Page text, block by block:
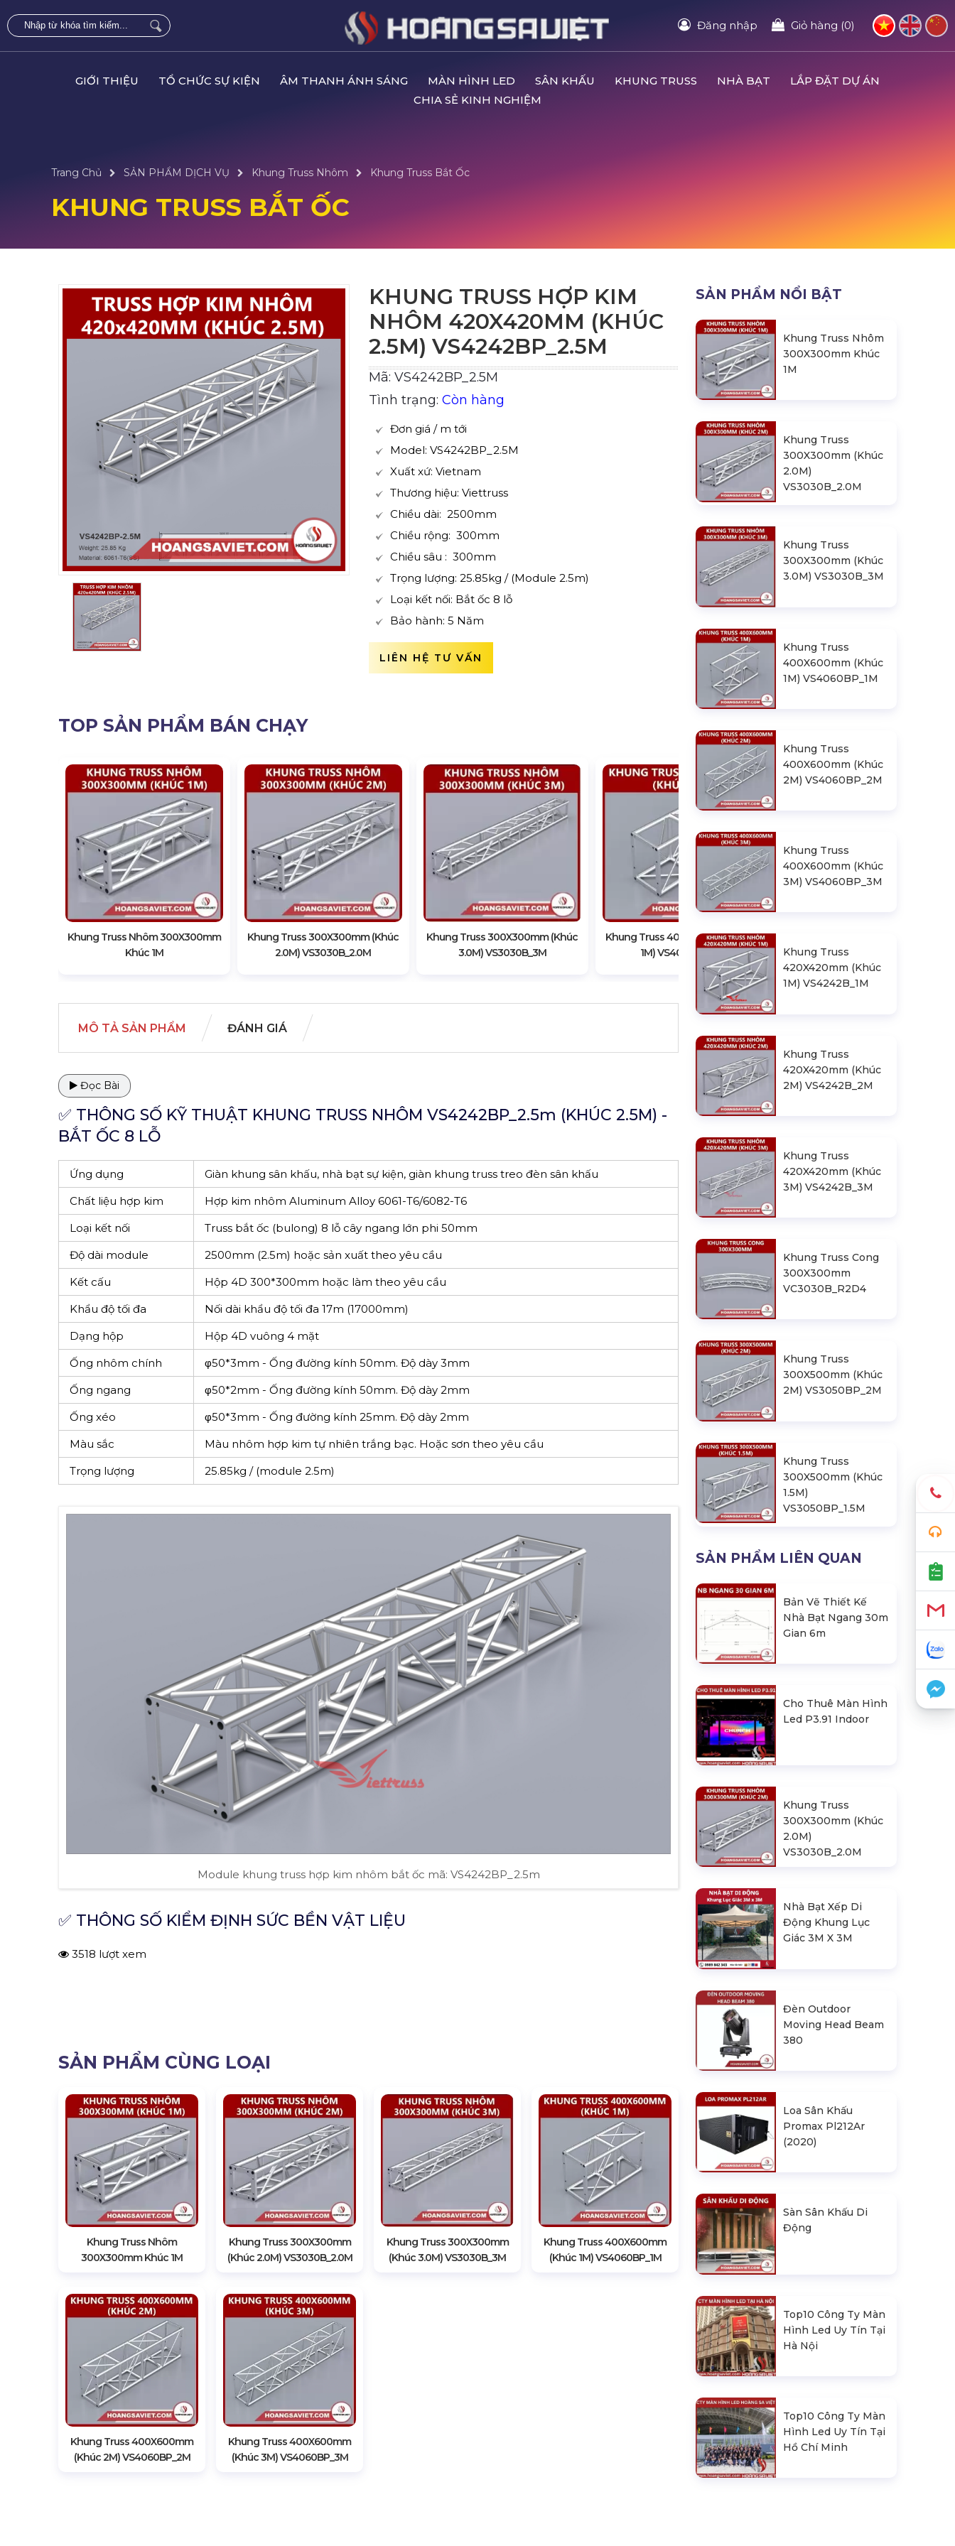
Đăng nhập Giỏ hàng (0)
GIỚI THIỆU TỔ CHỨC SỰ KIỆN ÂM THANH ÁNH SÁNG MÀN HÌNH LED SÂN KHẤU KHUNG TRUSS NHÀ BẠT
LẮP ĐẶT DỰ ÁN
CHIA SẺ KINH NGHIỆM
Trang Chủ SẢN PHẨM DỊCH VỤ Khung Truss Nhôm Khung Truss Bắt Ốc
KHUNG TRUSS BẮT ỐC
KHUNG TRUSS HỢP KIM
NHÔM 420X420MM (KHÚC
2.5M) VS4242BP_2.5M
Mã: VS4242BP_2.5M
Tình trạng: Còn hàng
Đơn giá / m tới
Model: VS4242BP_2.5M
Xuất xứ: Vietnam
Thương hiệu: Viettruss
Chiều dài: 2500mm
Chiều rộng: 300mm
Chiều sâu : 300mm
Trọng lượng: 25.85kg / (Module 2.5m)
Loại kết nối: Bắt ốc 8 lỗ
Bảo hành: 5 Năm
LIÊN HỆ TƯ VẤN
TOP SẢN PHẨM BÁN CHẠY
Khung Truss Nhôm 300X300mm
Khúc 1M
Khung Truss 300X300mm (Khúc
2.0M) VS3030B_2.0M
Khung Truss 300X300mm (Khúc
3.0M) VS3030B_3M
Khung Truss 400X600mm (Khúc
1M) VS4060BP_1M
Khung Truss 400X600mm (Khúc
MÔ TẢ SẢN PHẨM ĐÁNH GIÁ
Đọc Bài
✅ THÔNG SỐ KỸ THUẬT KHUNG TRUSS NHÔM VS4242BP_2.5m (KHÚC 2.5M) -
BẮT ỐC 8 LỖ
Ứng dụng
Giàn khung sân khấu, nhà bạt sự kiện, giàn khung truss treo đèn sân khấu
Chất liệu hợp kim
Hợp kim nhôm Aluminum Alloy 6061-T6/6082-T6
Loại kết nối
Truss bắt ốc (bulong) 8 lỗ cây ngang lớn phi 50mm
Độ dài module
2500mm (2.5m) hoặc sản xuất theo yêu cầu
Kết cấu
Hộp 4D 300*300mm hoặc làm theo yêu cầu
Khẩu độ tối đa
Nối dài khẩu độ tối đa 17m (17000mm)
Dạng hộp
Hộp 4D vuông 4 mặt
Ống nhôm chính
φ50*3mm - Ống đường kính 50mm. Độ dày 3mm
Ống ngang
φ50*2mm - Ống đường kính 50mm. Độ dày 2mm
Ống xéo
φ50*3mm - Ống đường kính 25mm. Độ dày 2mm
Màu sắc
Màu nhôm hợp kim tự nhiên trắng bạc. Hoặc sơn theo yêu cầu
Trọng lượng
25.85kg / (module 2.5m)
Module khung truss hợp kim nhôm bắt ốc mã: VS4242BP_2.5m
✅ THÔNG SỐ KIỂM ĐỊNH SỨC BỀN VẬT LIỆU
3518 lượt xem
SẢN PHẨM CÙNG LOẠI
Khung Truss Nhôm
300X300mm Khúc 1M
Khung Truss 300X300mm
(Khúc 2.0M) VS3030B_2.0M
Khung Truss 300X300mm
(Khúc 3.0M) VS3030B_3M
Khung Truss 400X600mm
(Khúc 1M) VS4060BP_1M
Khung Truss 400X600mm
(Khúc 2M) VS4060BP_2M
Khung Truss 400X600mm
(Khúc 3M) VS4060BP_3M
SẢN PHẨM NỔI BẬT
Khung Truss Nhôm
300X300mm Khúc
1M
Khung Truss
300X300mm (Khúc
2.0M)
VS3030B_2.0M
Khung Truss
300X300mm (Khúc
3.0M) VS3030B_3M
Khung Truss
400X600mm (Khúc
1M) VS4060BP_1M
Khung Truss
400X600mm (Khúc
2M) VS4060BP_2M
Khung Truss
400X600mm (Khúc
3M) VS4060BP_3M
Khung Truss
420X420mm (Khúc
1M) VS4242B_1M
Khung Truss
420X420mm (Khúc
2M) VS4242B_2M
Khung Truss
420X420mm (Khúc
3M) VS4242B_3M
Khung Truss Cong
300X300mm
VC3030B_R2D4
Khung Truss
300X500mm (Khúc
2M) VS3050BP_2M
Khung Truss
300X500mm (Khúc
1.5M)
VS3050BP_1.5M
SẢN PHẨM LIÊN QUAN
Bản Vẽ Thiết Kế
Nhà Bạt Ngang 30m
Gian 6m
Cho Thuê Màn Hình
Led P3.91 Indoor
Khung Truss
300X300mm (Khúc
2.0M)
VS3030B_2.0M
Nhà Bạt Xếp Di
Động Khung Lục
Giác 3M X 3M
Đèn Outdoor
Moving Head Beam
380
Loa Sân Khấu
Promax Pl212Ar
(2020)
Sàn Sân Khấu Di
Động
Top10 Công Ty Màn
Hình Led Uy Tín Tại
Hà Nội
Top10 Công Ty Màn
Hình Led Uy Tín Tại
Hồ Chí Minh